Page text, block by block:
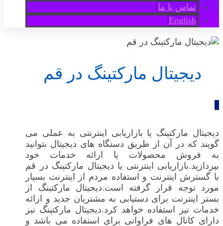
تماس با ما
English
دیجیتال مارکتینگ در قم
دیجیتال مارکتینگ یا بازاریابی اینترنتی به عملی می
گویند که در آن از طریق دستگاه های دیجیتال بتوانید
به فروش محصولات یا ارائه خدمات خود
بپردازید.بازاریابی اینترنتی یا دیجیتال مارکتینگ در قم
با گسترش اینترنت و استفاده مردم از اینترنت بسیار
مورد توجه قرار گرفته است.دیجیتال مارکتینگ از
بستر اینترنت برای دستیابی به مشتریان جدید و ارائه
خدمات نیز استفاده خواهد کرد.دیجیتال مارکتینگ نیز
دارای کانال های فراوانی برای استفاده می باشد و